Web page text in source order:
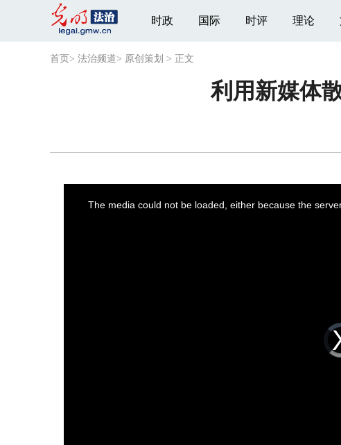
时政 国际 时评 理论
首页 > 法治频道> 原创策划 > 正文
利用新媒体
The media could not be loaded, either because the